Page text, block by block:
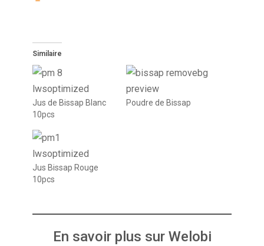
Similaire
Jus de Bissap Blanc
10pcs
Poudre de Bissap
Jus Bissap Rouge
10pcs
En savoir plus sur Welobi